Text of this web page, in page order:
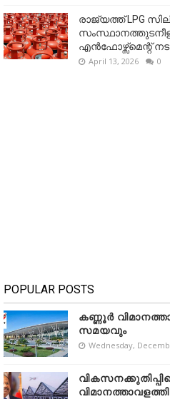
രാജ്യത്ത് LPG
എൻഫോഴ്സ്മെന്റ്
April 13, 2026 0
POPULAR POSTS
കണ്ണൂർ
സമയവും
Wednesday,